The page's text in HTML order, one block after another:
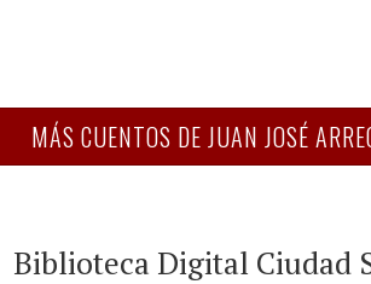
MÁS CUENTOS DE JUAN JOSÉ
Biblioteca Digital Ciudad